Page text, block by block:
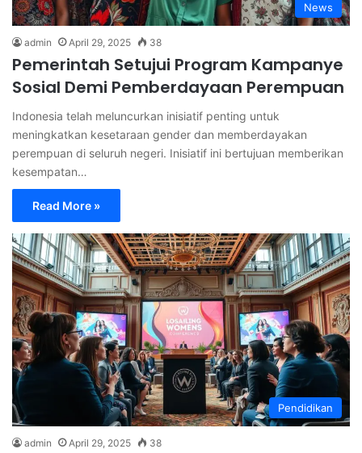
News
admin April 29, 2025 38
Pemerintah Setujui Program Kampanye
Sosial Demi Pemberdayaan Perempuan
Indonesia telah meluncurkan inisiatif penting untuk
meningkatkan kesetaraan gender dan memberdayakan
perempuan di seluruh negeri. Inisiatif ini bertujuan memberikan
kesempatan…
Read More »
Pendidikan
admin April 29, 2025 38